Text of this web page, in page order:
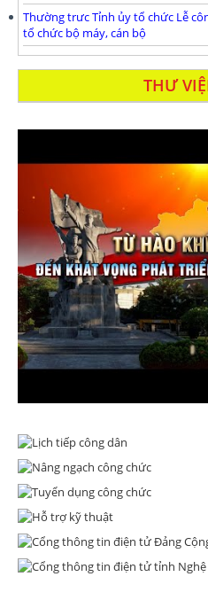
Thường trưc Tỉnh ủy tổ chức Lễ
tổ chức bộ máy, cán bộ
THƯ